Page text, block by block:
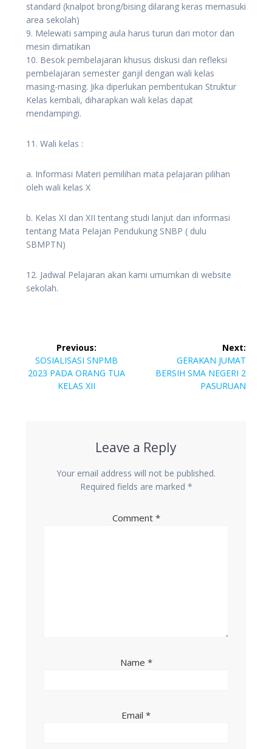
standard (knalpot brong/bising dilarang keras memasuki
area sekolah)
9. Melewati samping aula harus turun dari motor dan
mesin dimatikan
10. Besok pembelajaran khusus diskusi dan refleksi
pembelajaran semester ganjil dengan wali kelas
masing-masing. Jika diperlukan pembentukan Struktur
Kelas kembali, diharapkan wali kelas dapat
mendampingi.
11. Wali kelas :
a. Informasi Materi pemilihan mata pelajaran pilihan
oleh wali kelas X
b. Kelas XI dan XII tentang studi lanjut dan informasi
tentang Mata Pelajan Pendukung SNBP ( dulu
SBMPTN)
12. Jadwal Pelajaran akan kami umumkan di website
sekolah.
navigation
Previous:
Previous
post:
SOSIALISASI SNPMB
2023 PADA ORANG TUA
KELAS XII
Next:
Next
post:
GERAKAN JUMAT
BERSIH SMA NEGERI 2
PASURUAN
Leave a Reply
Your email address will not be published.
Required fields are marked *
Comment *
Name *
Email *